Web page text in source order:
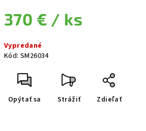
370 € / ks
Vypredané
Kód: SM26034
Opýtať sa Strážiť Zdieľať